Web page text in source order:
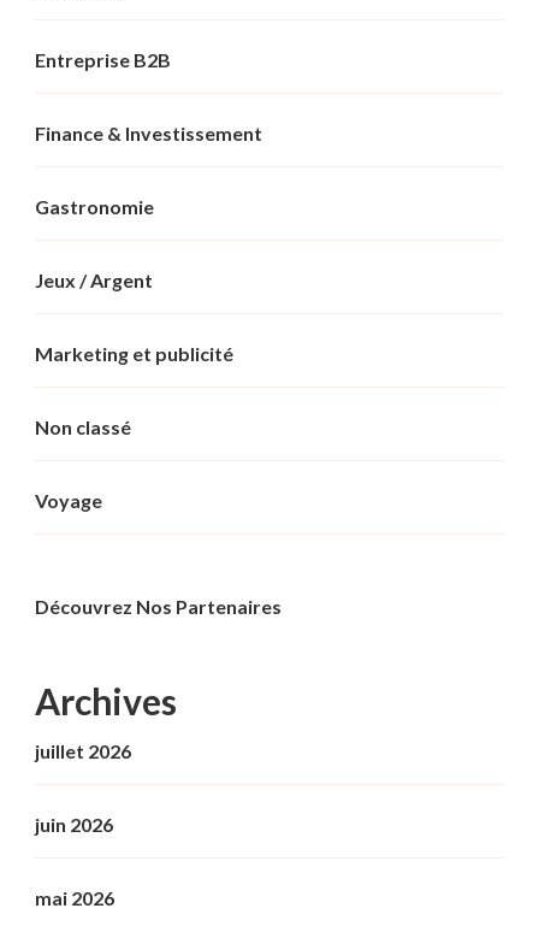
Entreprise B2B
Finance & Investissement
Gastronomie
Jeux / Argent
Marketing et publicité
Non classé
Voyage
Découvrez Nos Partenaires
Archives
juillet 2026
juin 2026
mai 2026